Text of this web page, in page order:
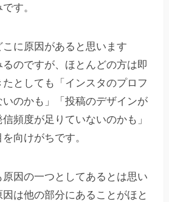
す。
に原因があると思います
のですが、ほとんどの方は即
としても「インスタのプロフ
いのかも」「投稿のデザインが
頻度が足りていないのかも」
向けがちです。
因の一つとしてあるとは思い
は他の部分にあることがほと